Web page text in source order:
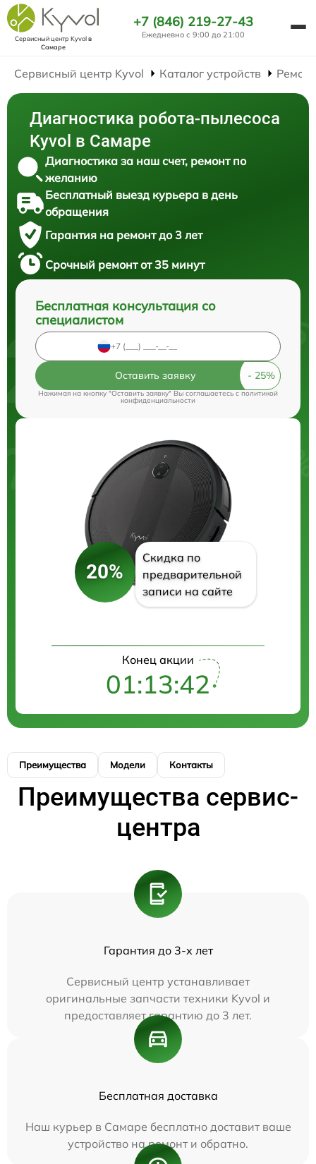
Сервисный центр Kyvolв
Самаре
+7 (846) 219-27-43
Ежедневно с 9:00 до 21:00
Сервисный центр Kyvol Каталог устройств
Диагностика робота-пылесоса
Kyvol в Самаре
Диагностика за наш счет, ремонт по
желанию
Бесплатный выезд курьера в день
обращения
Гарантия на ремонт до 3 лет
Срочный ремонт от 35 минут
Бесплатная консультация со
специалистом
Оставить заявку
Нажимая на кнопку "Оставить заявку" Вы соглашаетесь cполитикой
конфиденциальности
20%
Скидка по
предварительной
записи на сайте
Конец акции
01:13:42
Преимущества Модели Контакты
Преимущества сервис-
центра
Гарантия до 3-х лет
Сервисный центр устанавливает
оригинальные запчасти техники Kyvol и
предоставляет гарантию до 3 лет.
Бесплатная доставка
Наш курьер в Самаре бесплатно доставит ваше
устройство на ремонт и обратно.